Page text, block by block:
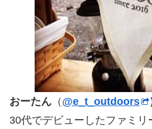
おーたん （ @e_t_outdoors
30代でデビューしたファミリ